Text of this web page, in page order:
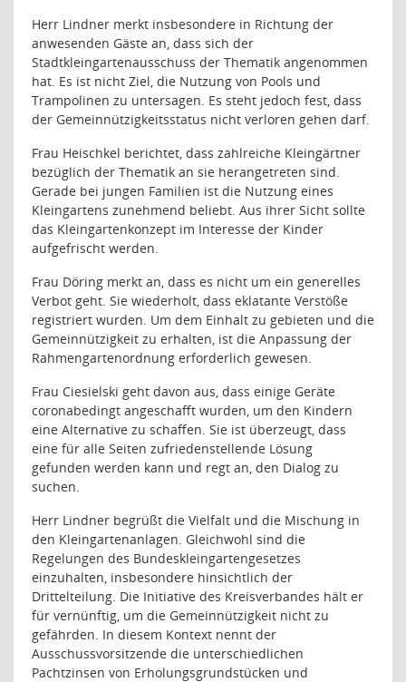
Herr Lindner merkt insbesondere in Richtung der
anwesenden Gäste an, dass sich der
Stadtkleingartenausschuss der Thematik angenommen
hat. Es ist nicht Ziel, die Nutzung von Pools und
Trampolinen zu untersagen. Es steht jedoch fest, dass
der Gemeinnützigkeitsstatus nicht verloren gehen darf.
Frau Heischkel berichtet, dass zahlreiche Kleingärtner
bezüglich der Thematik an sie herangetreten sind.
Gerade bei jungen Familien ist die Nutzung eines
Kleingartens zunehmend beliebt. Aus ihrer Sicht sollte
das Kleingartenkonzept im Interesse der Kinder
aufgefrischt werden.
Frau Döring merkt an, dass es nicht um ein generelles
Verbot geht. Sie wiederholt, dass eklatante Verstöße
registriert wurden. Um dem Einhalt zu gebieten und die
Gemeinnützigkeit zu erhalten, ist die Anpassung der
Rahmengartenordnung erforderlich gewesen.
Frau Ciesielski geht davon aus, dass einige Geräte
coronabedingt angeschafft wurden, um den Kindern
eine Alternative zu schaffen. Sie ist überzeugt, dass
eine für alle Seiten zufriedenstellende Lösung
gefunden werden kann und regt an, den Dialog zu
suchen.
Herr Lindner begrüßt die Vielfalt und die Mischung in
den Kleingartenanlagen. Gleichwohl sind die
Regelungen des Bundeskleingartengesetzes
einzuhalten, insbesondere hinsichtlich der
Drittelteilung. Die Initiative des Kreisverbandes hält er
für vernünftig, um die Gemeinnützigkeit nicht zu
gefährden. In diesem Kontext nennt der
Ausschussvorsitzende die unterschiedlichen
Pachtzinsen von Erholungsgrundstücken und